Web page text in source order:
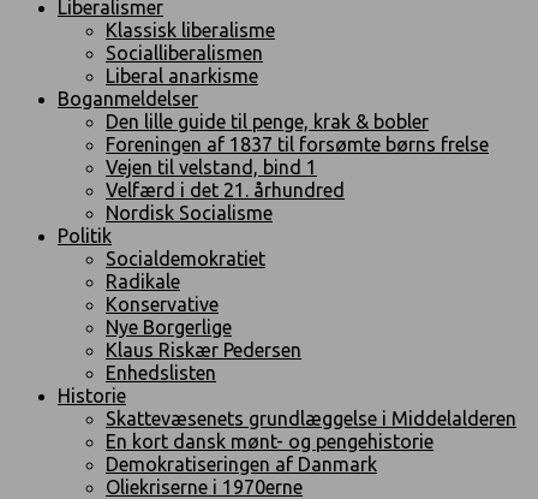
Liberalismer
Klassisk liberalisme
Socialliberalismen
Liberal anarkisme
Boganmeldelser
Den lille guide til penge, krak & bobler
Foreningen af 1837 til forsømte børns frelse
Vejen til velstand, bind 1
Velfærd i det 21. århundred
Nordisk Socialisme
Politik
Socialdemokratiet
Radikale
Konservative
Nye Borgerlige
Klaus Riskær Pedersen
Enhedslisten
Historie
Skattevæsenets grundlæggelse i Middelalderen
En kort dansk mønt- og pengehistorie
Demokratiseringen af Danmark
Oliekriserne i 1970erne